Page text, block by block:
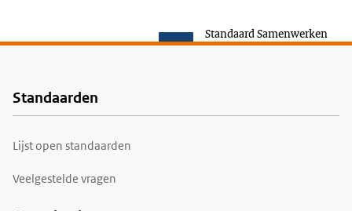
Standaard Samenwerken
Voet
Standaarden
Lijst open standaarden
Veelgestelde vragen